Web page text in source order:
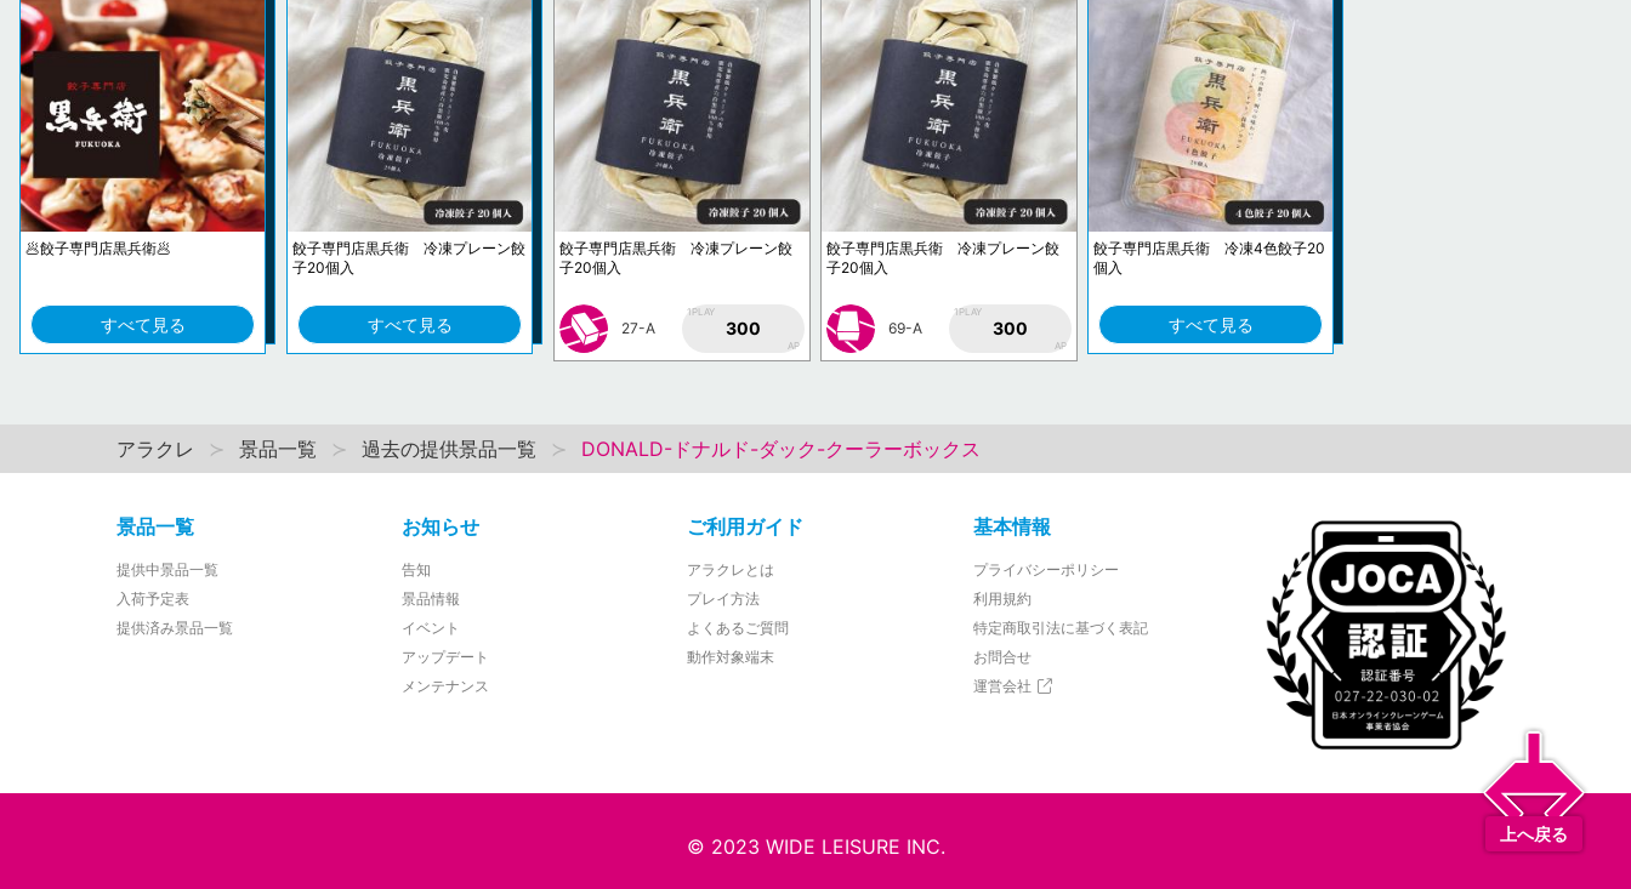
🥟餃子専門店黒兵衛🥟
すべて見る
餃子専門店黒兵衛 冷凍プレーン餃
子20個入
すべて見る
餃子専門店黒兵衛 冷凍プレーン餃
子20個入
27-A
1PLAY
300
AP
餃子専門店黒兵衛 冷凍プレーン餃
子20個入
69-A
1PLAY
300
AP
餃子専門店黒兵衛 冷凍4色餃子20
個入
すべて見る
アラクレ 景品一覧 過去の提供景品一覧 DONALD-ドナルド-ダック-クーラーボックス
景品一覧
提供中景品一覧
入荷予定表
提供済み景品一覧
お知らせ
告知
景品情報
イベント
アップデート
メンテナンス
ご利用ガイド
アラクレとは
プレイ方法
よくあるご質問
動作対象端末
基本情報
プライバシーポリシー
利用規約
特定商取引法に基づく表記
お問合せ
運営会社
© 2023 WIDE LEISURE INC.
上へ戻る